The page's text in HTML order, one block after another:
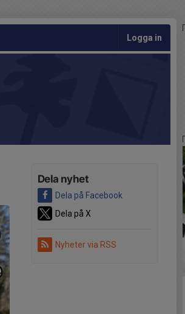
Logga in
Dela nyhet
Dela på Facebook
Dela på X
Nyheter via RSS